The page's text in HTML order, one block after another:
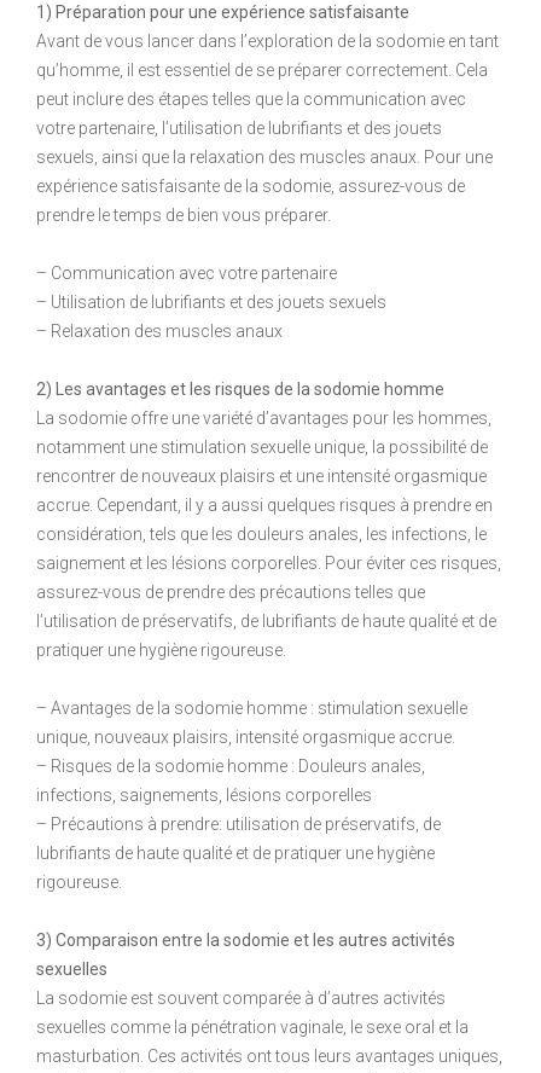
1) Préparation pour une expérience satisfaisante
Avant de vous lancer dans l’exploration de la sodomie en tant
qu’homme, il est essentiel de se préparer correctement. Cela
peut inclure des étapes telles que la communication avec
votre partenaire, l’utilisation de lubrifiants et des jouets
sexuels, ainsi que la relaxation des muscles anaux. Pour une
expérience satisfaisante de la sodomie, assurez-vous de
prendre le temps de bien vous préparer.
– Communication avec votre partenaire
– Utilisation de lubrifiants et des jouets sexuels
– Relaxation des muscles anaux
2) Les avantages et les risques de la sodomie homme
La sodomie offre une variété d’avantages pour les hommes,
notamment une stimulation sexuelle unique, la possibilité de
rencontrer de nouveaux plaisirs et une intensité orgasmique
accrue. Cependant, il y a aussi quelques risques à prendre en
considération, tels que les douleurs anales, les infections, le
saignement et les lésions corporelles. Pour éviter ces risques,
assurez-vous de prendre des précautions telles que
l’utilisation de préservatifs, de lubrifiants de haute qualité et de
pratiquer une hygiène rigoureuse.
– Avantages de la sodomie homme : stimulation sexuelle
unique, nouveaux plaisirs, intensité orgasmique accrue.
– Risques de la sodomie homme : Douleurs anales,
infections, saignements, lésions corporelles
– Précautions à prendre: utilisation de préservatifs, de
lubrifiants de haute qualité et de pratiquer une hygiène
rigoureuse.
3) Comparaison entre la sodomie et les autres activités
sexuelles
La sodomie est souvent comparée à d’autres activités
sexuelles comme la pénétration vaginale, le sexe oral et la
masturbation. Ces activités ont tous leurs avantages uniques,